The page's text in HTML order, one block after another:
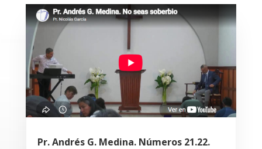
Pr. Andrés G. Medina. Números 21.22.